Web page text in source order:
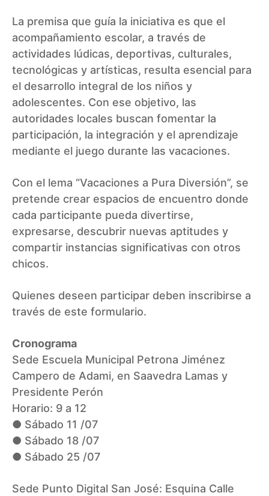
La premisa que guía la iniciativa es que el
acompañamiento escolar, a través de
actividades lúdicas, deportivas, culturales,
tecnológicas y artísticas, resulta esencial para
el desarrollo integral de los niños y
adolescentes. Con ese objetivo, las
autoridades locales buscan fomentar la
participación, la integración y el aprendizaje
mediante el juego durante las vacaciones.
Con el lema “Vacaciones a Pura Diversión”, se
pretende crear espacios de encuentro donde
cada participante pueda divertirse,
expresarse, descubrir nuevas aptitudes y
compartir instancias significativas con otros
chicos.
Quienes deseen participar deben inscribirse a
través de este formulario.
Cronograma
Sede Escuela Municipal Petrona Jiménez
Campero de Adami, en Saavedra Lamas y
Presidente Perón
Horario: 9 a 12
● Sábado 11 /07
● Sábado 18 /07
● Sábado 25 /07
Sede Punto Digital San José: Esquina Calle